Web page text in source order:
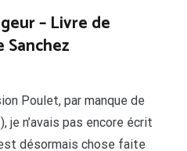
– Livre de
Poulet, par manque de
je n’avais pas encore écrit
désormais chose faite